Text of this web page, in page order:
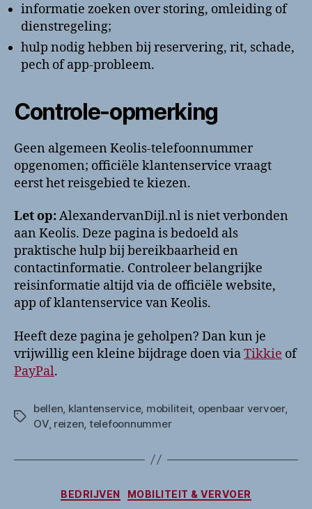
informatie zoeken over storing, omleiding of
dienstregeling;
hulp nodig hebben bij reservering, rit, schade,
pech of app-probleem.
Controle-opmerking
Geen algemeen Keolis-telefoonnummer
opgenomen; officiële klantenservice vraagt
eerst het reisgebied te kiezen.
Let op:AlexandervanDijl.nl is niet verbonden
aan Keolis. Deze pagina is bedoeld als
praktische hulp bij bereikbaarheid en
contactinformatie. Controleer belangrijke
reisinformatie altijd via de officiële website,
app of klantenservice van Keolis.
Heeft deze pagina je geholpen? Dan kun je
vrijwillig een kleine bijdrage doen viaTikkie of
PayPal.
Tags
bellen klantenservice, mobiliteit, openbaar vervoer,
OV, reizen telefoonnummer
Categorieën
BEDRIJVEN MOBILITEIT & VERVOER